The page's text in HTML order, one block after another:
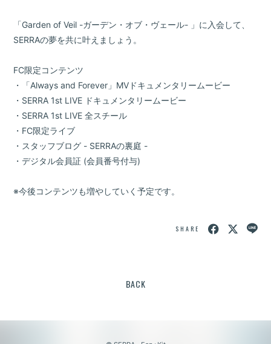
「Garden of Veil -ガーデン・オブ・ヴェール- 」に入会して、
SERRAの夢を共に叶えましょう。
FC限定コンテンツ
・「Always and Forever」MVドキュメンタリームービー
・SERRA 1st LIVE ドキュメンタリームービー
・SERRA 1st LIVE 全スチール
・FC限定ライブ
・スタッフブログ - SERRAの裏庭 -
・デジタル会員証 (会員番号付与)
※今後コンテンツも増やしていく予定です。
SHARE
BACK